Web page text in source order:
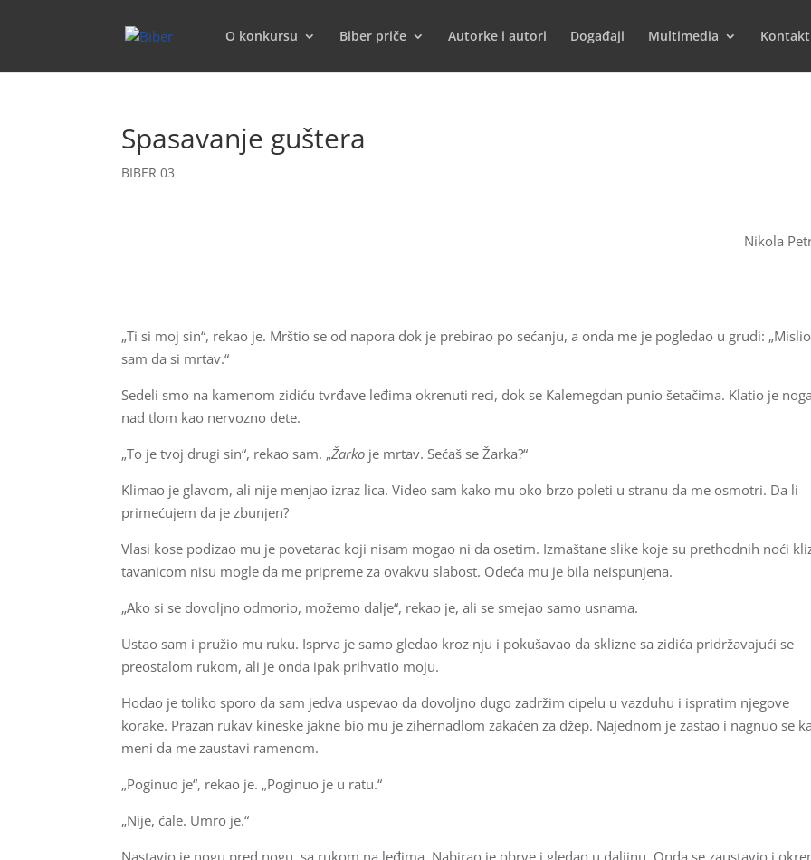
O konkursu Biber priče Autorke i autori Događaji Multimedia Kontakt
Spasavanje guštera
BIBER 03
Nikola
„Ti si moj sin“, rekao je. Mrštio se od napora dok je prebirao po sećanju, a onda me je pogledao u grudi: „Mislio
sam da si mrtav.“
Sedeli smo na kamenom zidiću tvrđave leđima okrenuti reci, dok se Kalemegdan punio šetačima. Klatio je
nad tlom kao nervozno dete.
„To je tvoj drugi sin“, rekao sam. „Žarko je mrtav. Sećaš se Žarka?“
Klimao je glavom, ali nije menjao izraz lica. Video sam kako mu oko brzo poleti u stranu da me osmotri. Da li
primećujem da je zbunjen?
Vlasi kose podizao mu je povetarac koji nisam mogao ni da osetim. Izmaštane slike koje su prethodnih noći
tavanicom nisu mogle da me pripreme za ovakvu slabost. Odeća mu je bila neispunjena.
„Ako si se dovoljno odmorio, možemo dalje“, rekao je, ali se smejao samo usnama.
Ustao sam i pružio mu ruku. Isprva je samo gledao kroz nju i pokušavao da sklizne sa zidića pridržavajući se
preostalom rukom, ali je onda ipak prihvatio moju.
Hodao je toliko sporo da sam jedva uspevao da dovoljno dugo zadržim cipelu u vazduhu i ispratim njegove
korake. Prazan rukav kineske jakne bio mu je zihernadlom zakačen za džep. Najednom je zastao i nagnuo se ka
meni da me zaustavi ramenom.
„Poginuo je“, rekao je. „Poginuo je u ratu.“
„Nije, ćale. Umro je.“
Nastavio je nogu pred nogu, sa rukom na leđima. Nabirao je obrve i gledao u daljinu. Onda se zaustavio i